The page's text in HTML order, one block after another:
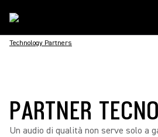
Technology Partners
PARTNER
Un audio di qualità non serve solo a